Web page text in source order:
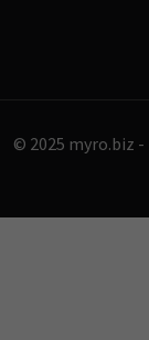
© 2025 myro.biz -